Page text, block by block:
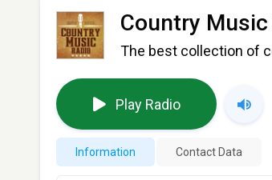
Country
The best collection of
Play Radio
Information Contact Data